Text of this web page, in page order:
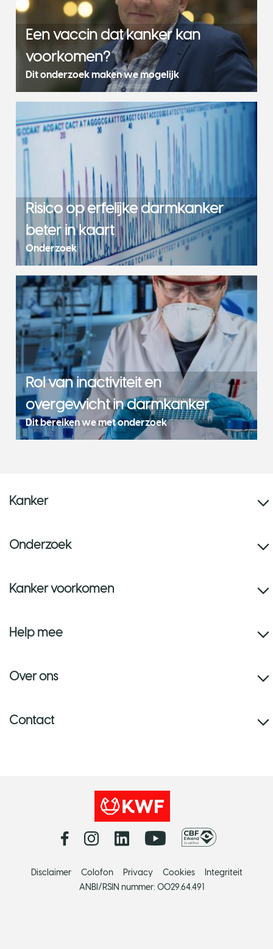
Een vaccin dat kanker kan
voorkomen?
Dit onderzoek maken we mogelijk
Risico op erfelijke darmkanker
beter in kaart
Onderzoek
Rol van inactiviteit en
overgewicht in darmkanker
Dit bereiken we met onderzoek
Kanker
Onderzoek
Kanker voorkomen
Help mee
Over ons
Contact
Disclaimer Colofon Privacy Cookies
Integriteit
ANBI/RSIN nummer: 0029.64.491